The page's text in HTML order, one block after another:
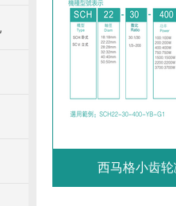
西马格小齿